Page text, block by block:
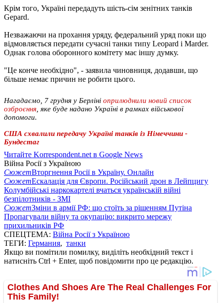
Крім того, Україні передадуть шість-сім зенітних танків
Gepard.
Незважаючи на прохання уряду, федеральний уряд поки що
відмовляється передати сучасні танки типу Leopard і Marder.
Однак голова оборонного комітету має іншу думку.
"Це конче необхідно", - заявила чиновниця, додавши, що
більше немає причин не робити цього.
Нагадаємо, 7 грудня у Берліні оприлюднили новий список
озброєння , яке буде надано Україні в рамках військової
допомоги.
США схвалили передачу Україні танків із Німеччини -
Бундестаг
Читайте Korrespondent.net в Google News
Війна Росії з Україною
СюжетВторгнення Росії в Україну. Онлайн
СюжетЕскалація для Європи. Російський дрон в Лейпцигу
Колумбійські наркокартелі вчаться українській війні
безпілотників - ЗМІ
СюжетЗміни в армії РФ: що стоїть за рішенням Путіна
Пропагували війну та окупацію: викрито мережу
прихильників РФ
СПЕЦТЕМА: Війна Росії з Україною
ТЕГИ: Германия, танки
Якщо ви помітили помилку, виділіть необхідний текст і
натисніть Ctrl + Enter, щоб повідомити про це редакцію.